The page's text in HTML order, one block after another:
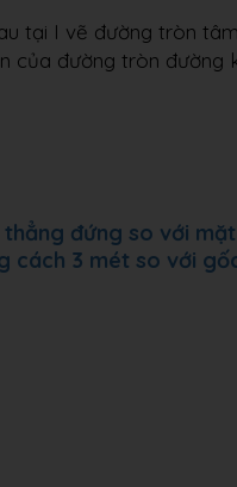
tại I vẽ đường tròn
của đường tròn đường
đứng so với
cách 3 mét so với